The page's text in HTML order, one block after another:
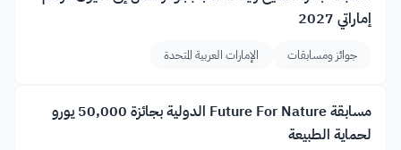
إماراتي 2027
جوائز ومسابقات الإمارات العربية المتحدة
مسابقة Future For Nature الدولية بجائزة 50,000 يورو
لحماية الطبيعة